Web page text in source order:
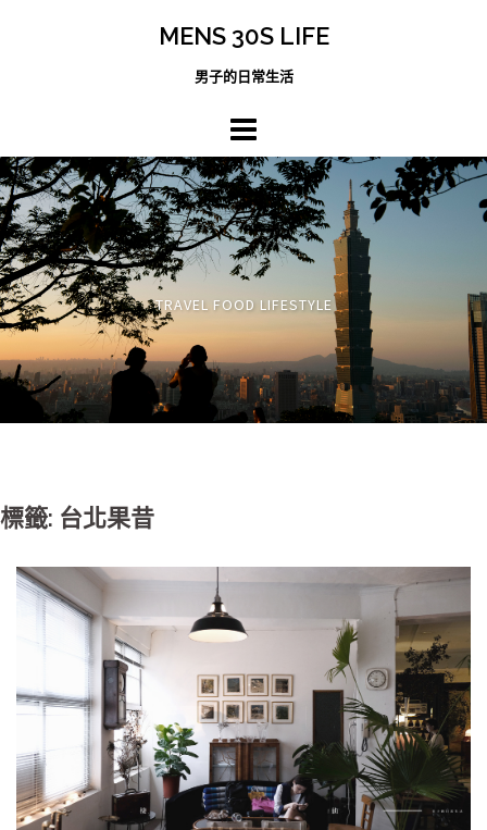
MENS 30S LIFE
男子的日常生活
TRAVEL FOOD LIFESTYLE
標籤: 台北果昔